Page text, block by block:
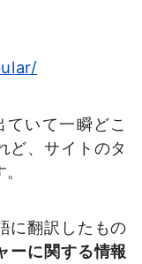
いて一瞬どこ
ど、サイトのタ
に翻訳したもの
ーに関する情報